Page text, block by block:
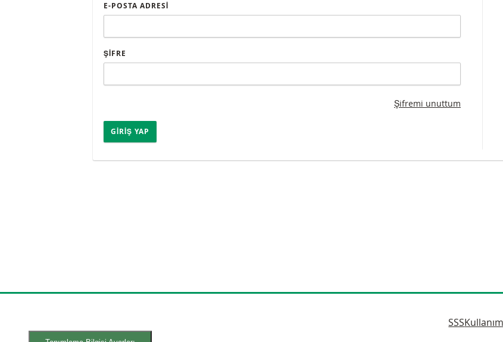
E-POSTA ADRESI
ŞIFRE
Şifremi unuttum
GIRIŞ YAP
SSS